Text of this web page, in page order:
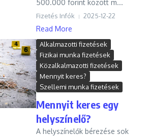
500.000 forint között m...
Fizetés Infók 2025-12-22
Read More
Alkalmazotti fizetések
Fizikai munka fizetések
Közalkalmazotti fizetések
Mennyit keres?
Szellemi munka fizetések
Mennyit keres egy
helyszínelő?
A helyszínelők bérezése sok